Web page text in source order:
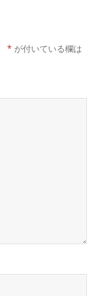
* が付いている欄は